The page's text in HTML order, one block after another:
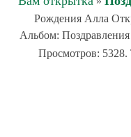
Рождения Алла
Альбом:
Просмотров: 5328.